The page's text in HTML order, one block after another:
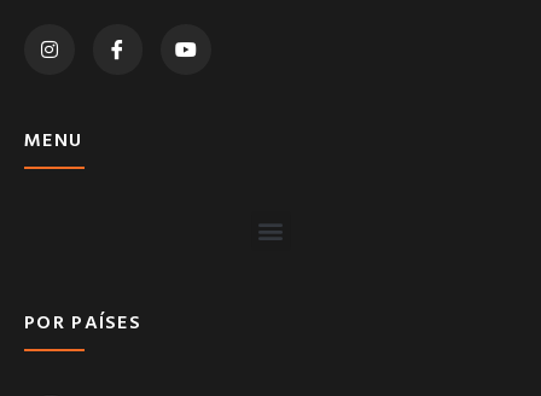
MENU
POR PAÍSES